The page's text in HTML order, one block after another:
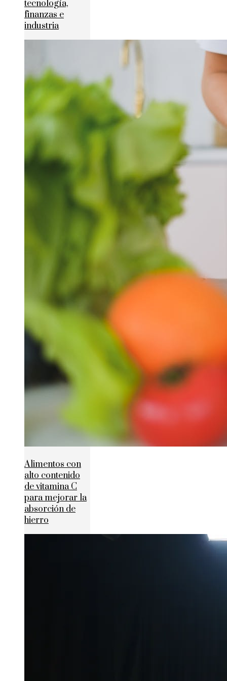
tecnología,
finanzas e
industria
Alimentos con
alto contenido
de vitamina C
para mejorar la
absorción de
hierro